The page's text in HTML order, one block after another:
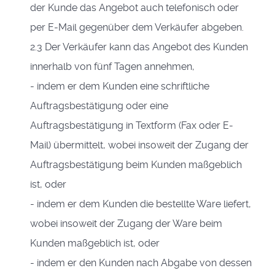
der Kunde das Angebot auch telefonisch oder
per E-Mail gegenüber dem Verkäufer abgeben.
2.3 Der Verkäufer kann das Angebot des Kunden
innerhalb von fünf Tagen annehmen,
- indem er dem Kunden eine schriftliche
Auftragsbestätigung oder eine
Auftragsbestätigung in Textform (Fax oder E-
Mail) übermittelt, wobei insoweit der Zugang der
Auftragsbestätigung beim Kunden maßgeblich
ist, oder
- indem er dem Kunden die bestellte Ware liefert,
wobei insoweit der Zugang der Ware beim
Kunden maßgeblich ist, oder
- indem er den Kunden nach Abgabe von dessen